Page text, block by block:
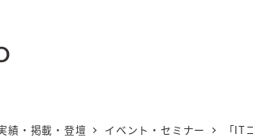
績・掲載・登壇 イベント・セミナー 「